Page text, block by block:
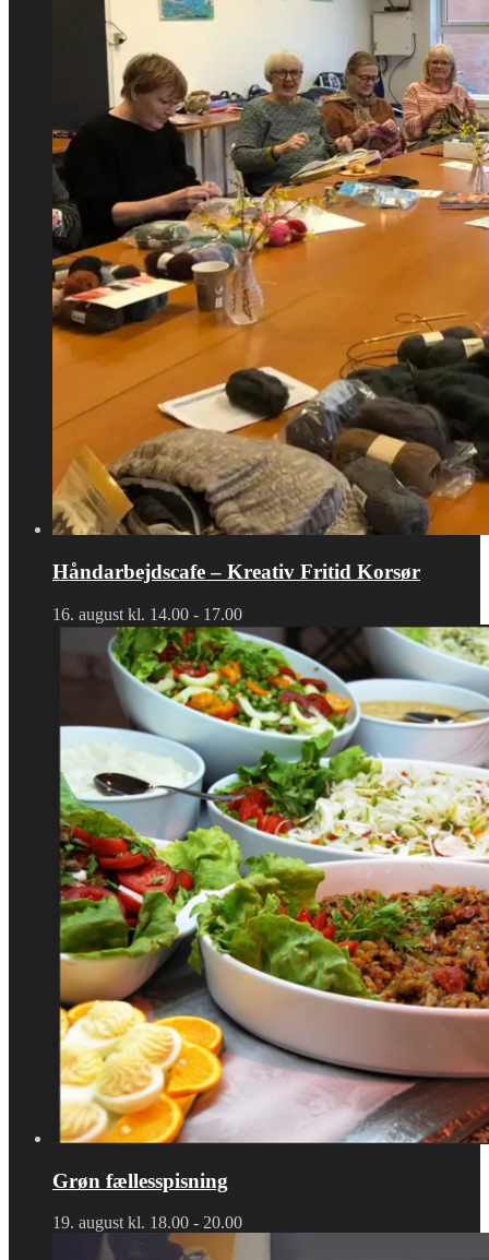
Håndarbejdscafe – Kreativ Fritid Korsør
16. august kl. 14.00 - 17.00
Grøn fællesspisning
19. august kl. 18.00 - 20.00